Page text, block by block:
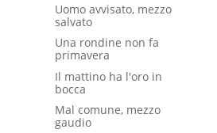
Uomo avvisato, mezzo
salvato
Una rondine non fa
primavera
Il mattino ha l'oro in
bocca
Mal comune, mezzo
gaudio